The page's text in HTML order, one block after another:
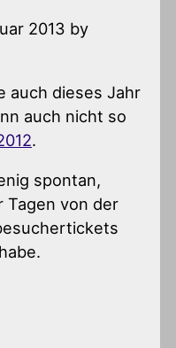
2013 by
auch dieses Jahr
auch nicht so
.
spontan,
Tagen von der